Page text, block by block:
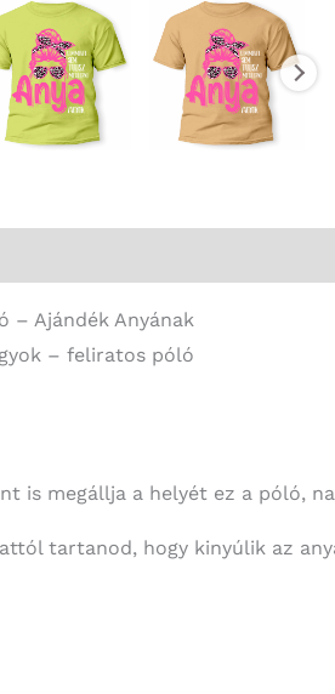
– Ajándék Anyának
– feliratos póló
is megállja a helyét ez a póló,
tartanod, hogy kinyúlik az